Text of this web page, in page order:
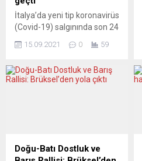
ROMÂNİA Radio France
International...
İtalya’da yeni tip koronavirüs
(Covid-19) salgınında son 24
kaybetti. Sağlık Bakanlığının
24 saatte yapılan 318 bin
593 testte 4 bin 21 kişiye
613 bin 214’e ulaştı. Ülkede...
15.09.2021 0 59
Doğu-Batı Dostluk ve